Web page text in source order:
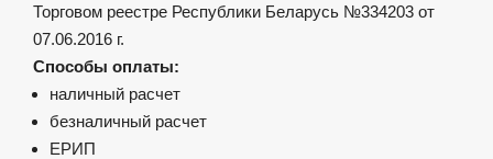
Торговом реестре Республики Беларусь №334203 от
07.06.2016 г.
Способы оплаты:
наличный расчет
безналичный расчет
ЕРИП